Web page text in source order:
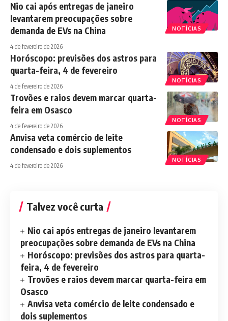
NOTÍCIAS
Nio cai após entregas de janeiro
levantarem preocupações sobre
demanda de EVs na China
4 de fevereiro de 2026
NOTÍCIAS
Horóscopo: previsões dos astros para
quarta-feira, 4 de fevereiro
4 de fevereiro de 2026
NOTÍCIAS
Trovões e raios devem marcar quarta-
feira em Osasco
4 de fevereiro de 2026
NOTÍCIAS
Anvisa veta comércio de leite
condensado e dois suplementos
4 de fevereiro de 2026
Talvez você curta
Nio cai após entregas de janeiro levantarem
preocupações sobre demanda de EVs na China
Horóscopo: previsões dos astros para quarta-
feira, 4 de fevereiro
Trovões e raios devem marcar quarta-feira em
Osasco
Anvisa veta comércio de leite condensado e
dois suplementos